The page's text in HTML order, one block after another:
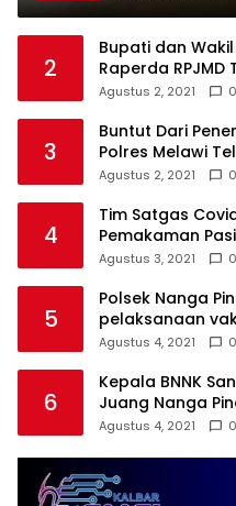
2
Bupati dan
Raperda RPJMD
Agustus 2, 2021 0
3
Buntut Dari
Polres Melawi
Agustus 2, 2021 0
4
Tim Satgas
Pemakaman
Agustus 3, 2021 0
5
Polsek Nanga
pelaksanaan
Agustus 4, 2021 0
6
Kepala BNNK
Juang Nanga
Agustus 4, 2021 0